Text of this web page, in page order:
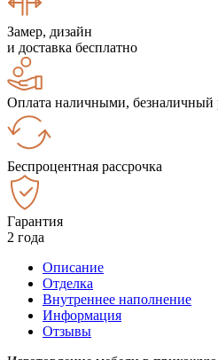
Замер, дизайн
и доставка бесплатно
Оплата наличными, безналичный
Беспроцентная рассрочка
Гарантия
2 года
Описание
Отделка
Внутреннее наполнение
Информация
Отзывы